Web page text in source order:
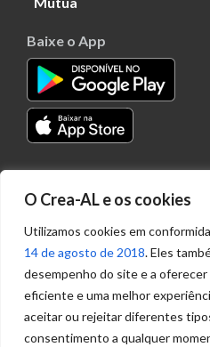
O Crea-AL e os cookies
Utilizamos cookies em
14 de agosto de 2018. Eles
desempenho do site e a
eficiente e uma melhor
aceitar ou rejeitar diferentes
consentimento a qualquer
Baixe o App
Transparência
Portal
Acesso à
Informação
Política de
Privacidade de